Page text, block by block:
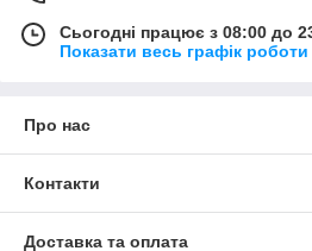
Сьогодні працює з 08:00 до
Показати весь графік роботи
Про нас
Контакти
Доставка та оплата